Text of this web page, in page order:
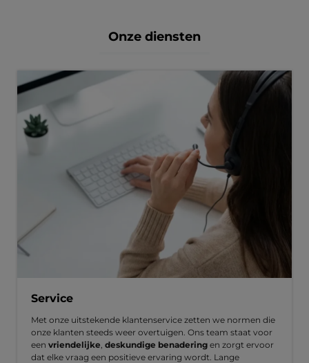
Onze diensten
Service
Met onze uitstekende klantenservice zetten we normen die
onze klanten steeds weer overtuigen. Ons team staat voor
een vriendelijke deskundige benadering en zorgt ervoor
dat elke vraag een positieve ervaring wordt. Lange